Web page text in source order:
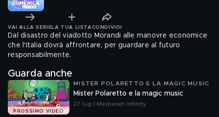
VAI ALLA SERIE LA TUA LISTA CONDIVIDI
Dal disastro del viadotto Morandi alle manovre economice
che l'Italia dovrà affrontare, per guardare al futuro
responsabilmente.
Guarda anche
PROSSIMO VIDEO
MISTER POLARETTO E LA MAGIC MUSIC
Mister Polaretto e la magic music
27 lug | Mediaset Infinity